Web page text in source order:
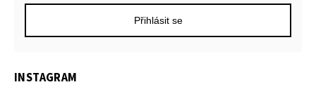
Přihlásit se
INSTAGRAM